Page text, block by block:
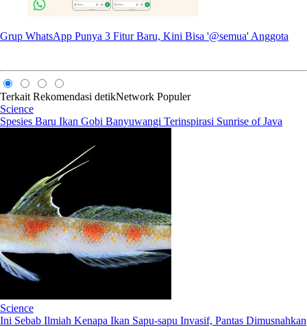
Grup WhatsApp Punya 3 Fitur Baru, Kini Bisa '@semua' Anggota
Terkait Rekomendasi detikNetwork Populer
Science
Spesies Baru Ikan Gobi Banyuwangi Terinspirasi Sunrise of Java
Science
Ini Sebab Ilmiah Kenapa Ikan Sapu-sapu Invasif, Pantas Dimusnahkan